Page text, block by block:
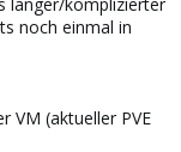
länger/komplizierter
noch einmal in
VM (aktueller PVE